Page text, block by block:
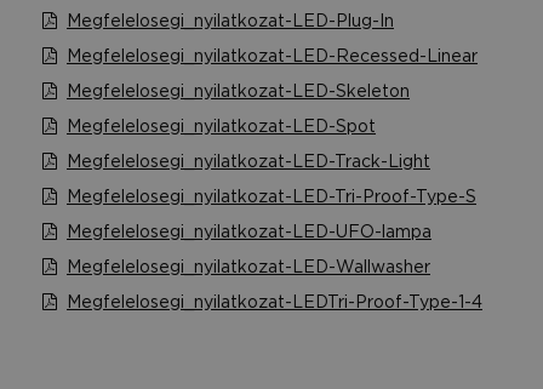
Megfelelosegi_nyilatkozat-LED-Plug-In
Megfelelosegi_nyilatkozat-LED-Recessed-Linear
Megfelelosegi_nyilatkozat-LED-Skeleton
Megfelelosegi_nyilatkozat-LED-Spot
Megfelelosegi_nyilatkozat-LED-Track-Light
Megfelelosegi_nyilatkozat-LED-Tri-Proof-Type-S
Megfelelosegi_nyilatkozat-LED-UFO-lampa
Megfelelosegi_nyilatkozat-LED-Wallwasher
Megfelelosegi_nyilatkozat-LEDTri-Proof-Type-1-4